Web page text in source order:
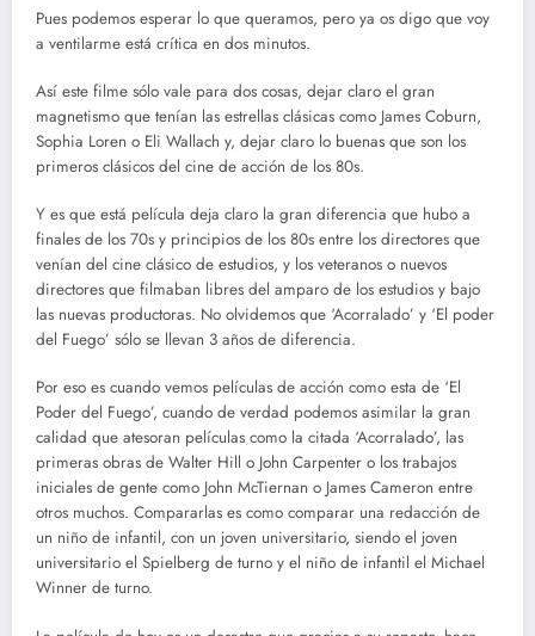
Pues podemos esperar lo que queramos, pero ya os digo que voy
a ventilarme está crítica en dos minutos.
Así este filme sólo vale para dos cosas, dejar claro el gran
magnetismo que tenían las estrellas clásicas como James Coburn,
Sophia Loren o Eli Wallach y, dejar claro lo buenas que son los
primeros clásicos del cine de acción de los 80s.
Y es que está película deja claro la gran diferencia que hubo a
finales de los 70s y principios de los 80s entre los directores que
venían del cine clásico de estudios, y los veteranos o nuevos
directores que filmaban libres del amparo de los estudios y bajo
las nuevas productoras. No olvidemos que ‘Acorralado’ y ‘El poder
del Fuego’ sólo se llevan 3 años de diferencia.
Por eso es cuando vemos películas de acción como esta de ‘El
Poder del Fuego’, cuando de verdad podemos asimilar la gran
calidad que atesoran películas como la citada ‘Acorralado’, las
primeras obras de Walter Hill o John Carpenter o los trabajos
iniciales de gente como John McTiernan o James Cameron entre
otros muchos. Compararlas es como comparar una redacción de
un niño de infantil, con un joven universitario, siendo el joven
universitario el Spielberg de turno y el niño de infantil el Michael
Winner de turno.